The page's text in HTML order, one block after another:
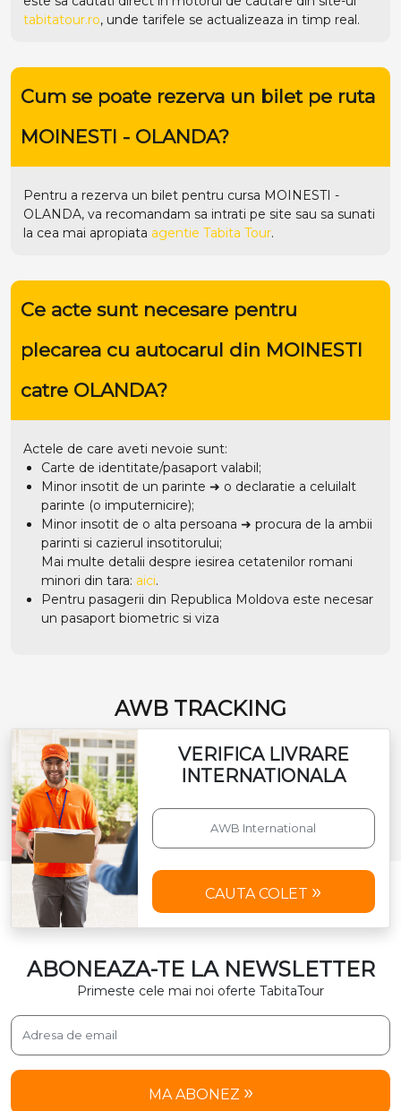
tabitatour.ro, unde tarifele se actualizeaza in timp real.
Cum se poate rezerva un bilet pe ruta
MOINESTI - OLANDA?
Pentru a rezerva un bilet pentru cursa MOINESTI -
OLANDA, va recomandam sa intrati pe site sau sa sunati
la cea mai apropiata agentie Tabita Tour.
Ce acte sunt necesare pentru
plecarea cu autocarul din MOINESTI
catre OLANDA?
Actele de care aveti nevoie sunt:
Carte de identitate/pasaport valabil;
Minor insotit de un parinte ➜ o declaratie a celuilalt
parinte (o imputernicire);
Minor insotit de o alta persoana ➜ procura de la ambii
parinti si cazierul insotitorului;
Mai multe detalii despre iesirea cetatenilor romani
minori din tara: aici.
Pentru pasagerii din Republica Moldova este necesar
un pasaport biometric si viza
AWB TRACKING
VERIFICA LIVRARE
INTERNATIONALA
CAUTA COLET
ABONEAZA-TE LA NEWSLETTER
Primeste cele mai noi oferte TabitaTour
MA ABONEZ